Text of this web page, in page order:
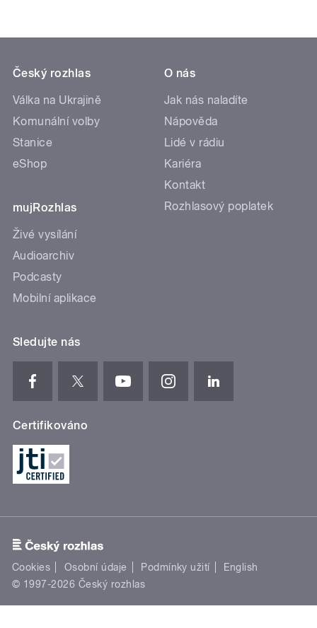
Český rozhlas
Válka na Ukrajině
Komunální volby
Stanice
eShop
mujRozhlas
Živé vysílání
Audioarchiv
Podcasty
Mobilní aplikace
O nás
Jak nás naladíte
Nápověda
Lidé v rádiu
Kariéra
Kontakt
Rozhlasový poplatek
Sledujte nás
Certifikováno
Cookies Osobní údaje Podmínky užití
English
© 1997-2026 Český rozhlas